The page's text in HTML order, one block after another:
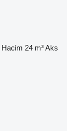
Hacim 24 m³Aks